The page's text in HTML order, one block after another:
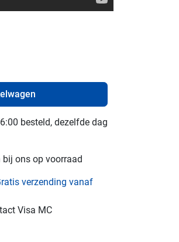
besteld, dezelfde dag
ons op voorraad
verzending vanaf
Visa MC